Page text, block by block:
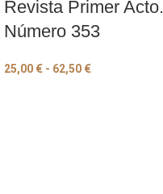
Revista Primer Acto.
Número 353
25,00 € - 62,50 €